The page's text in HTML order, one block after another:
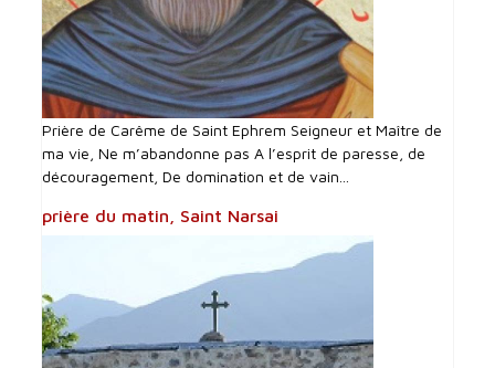
Prière de Carême de Saint Ephrem Seigneur et Maître de
ma vie, Ne m’abandonne pas A l’esprit de paresse, de
découragement, De domination et de vain...
prière du matin, Saint Narsai